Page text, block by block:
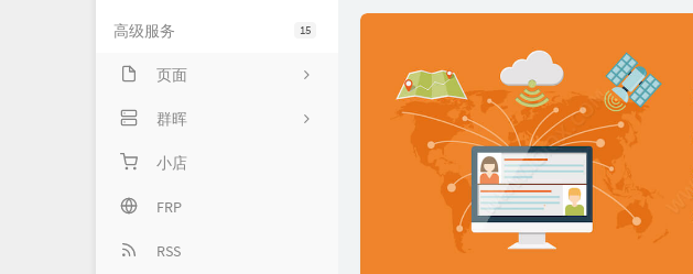
15
高级服务
页面
留言板
归档库
关于我
群晖
专栏首页
基础服务
网络服务
小店
FRP
RSS